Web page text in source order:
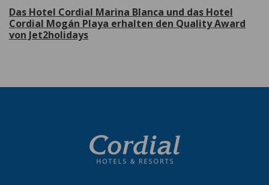
Das Hotel Cordial Marina Blanca und das Hotel
Cordial Mogán Playa erhalten den Quality Award
von Jet2holidays